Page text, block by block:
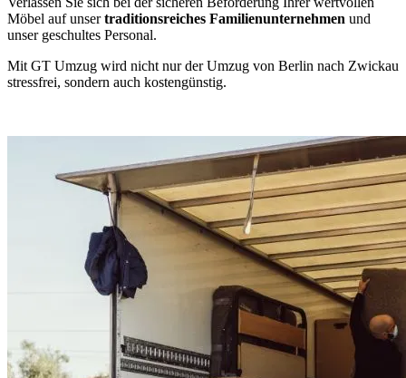
Möbel auf unsertraditionsreiches Familienunternehmen und
unser geschultes Personal.
Mit GT Umzug wird nicht nur der Umzug von Berlin nach Zwickau
stressfrei, sondern auch kostengünstig.